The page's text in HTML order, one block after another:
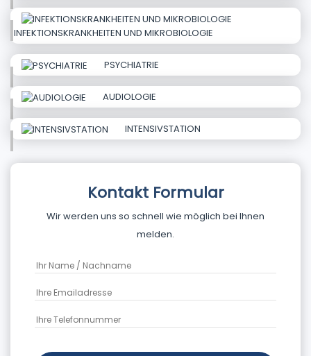
INFEKTIONSKRANKHEITEN UND MIKROBIOLOGIE
PSYCHIATRIE
AUDIOLOGIE
INTENSIVSTATION
Kontakt Formular
Wir werden uns so schnell wie möglich bei Ihnen
melden.